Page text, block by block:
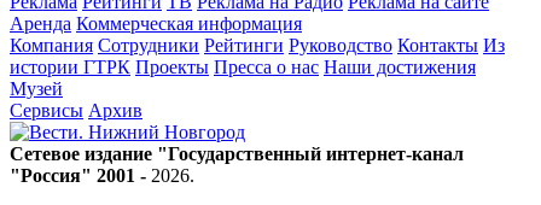
Аренда Коммерческая информация
Компания Сотрудники Рейтинги Руководство Контакты Из
истории ГТРК Проекты Пресса о нас Наши достижения
Музей
Сервисы Архив
Сетевое издание "Государственный интернет-канал
"Россия" 2001 - 2026.